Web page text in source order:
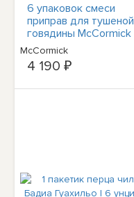
6 упаковок смеси
приправ для тушеной
говядины McCormick
без искусственных
ароматизаторов 1,5
унции
McCormick
4 190 ₽